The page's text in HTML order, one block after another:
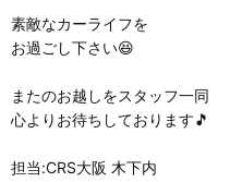
素敵なカーライフを
お過ごし下さい😆
またのお越しをスタッフ一同
心よりお待ちしております🎵
担当:CRS大阪 木下内